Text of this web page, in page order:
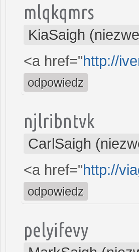
mlqkqmrs
KiaSaigh
<a href="http://
odpowiedz
njlribntvk
CarlSaigh
<a href="http://
odpowiedz
pelyifevy